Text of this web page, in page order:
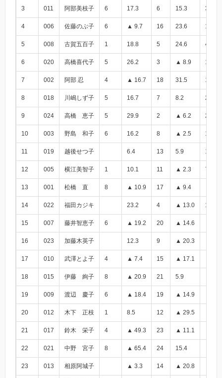
3 011 阿部美枝子 6 17.3 6 15.3 32.6
4 006 佐藤のぶ子 6 ▲ 9.7 16 23.6 13.9
5 008 古賀五百子 1 18.8 5 24.6 43.4
6 020 高橋喜代子 5 26.2 3 ▲ 8.9 17.3
7 002 阿部 忍 4 ▲ 16.7 18 31.5 14.8
8 018 川嶋しず子 5 16.7 7 8.2 24.9
9 024 高橋 恵子 5 29.9 2 ▲ 6.2 23.7
10 003 野島 和子 6 16.2 8 ▲ 2.5 13.7
11 019 越後せつ子 6.4 13 5.9 12.3
12 005 横江美智子 1 10.1 11 ▲ 2.3 7.8
13 001 松橋 直 8 ▲ 10.9 17 ▲ 9.4
14 022 福田カジキ 23.2 4 ▲ 13.0 10.2
15 007 藤井智恵子 6 ▲ 19.2 20 ▲ 14.6
16 023 加藤木英子 12.3 9 ▲ 20.3
17 010 武澤とよ子 4 ▲ 7.4 15 ▲ 17.1
18 015 伊藤 絢子 8 ▲ 20.9 21 5.9
19 009 渡辺 慶子 6 ▲ 18.4 19 ▲ 14.9
20 012 木下 正枝 1 8.5 12 ▲ 29.5
21 017 鈴木 栄子 4 ▲ 49.3 23 ▲ 11.1
22 021 中野 宮子 8 ▲ 65.4 24 15.4
23 013 相原阿城子 ▲ 3.3 14 ▲ 20.8